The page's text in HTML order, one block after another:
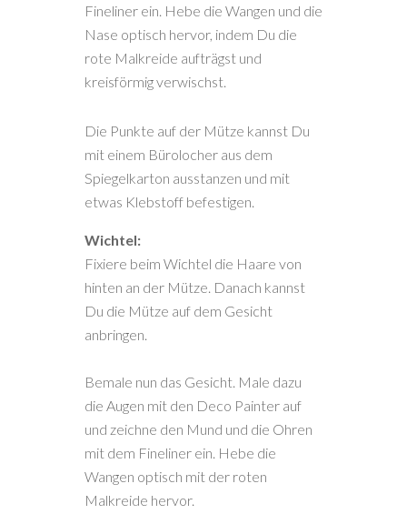
Fineliner ein. Hebe die Wangen und die
Nase optisch hervor, indem Du die
rote Malkreide aufträgst und
kreisförmig verwischst.
Die Punkte auf der Mütze kannst Du
mit einem Bürolocher aus dem
Spiegelkarton ausstanzen und mit
etwas Klebstoff befestigen.
Wichtel:
Fixiere beim Wichtel die Haare von
hinten an der Mütze. Danach kannst
Du die Mütze auf dem Gesicht
anbringen.
Bemale nun das Gesicht. Male dazu
die Augen mit den Deco Painter auf
und zeichne den Mund und die Ohren
mit dem Fineliner ein. Hebe die
Wangen optisch mit der roten
Malkreide hervor.